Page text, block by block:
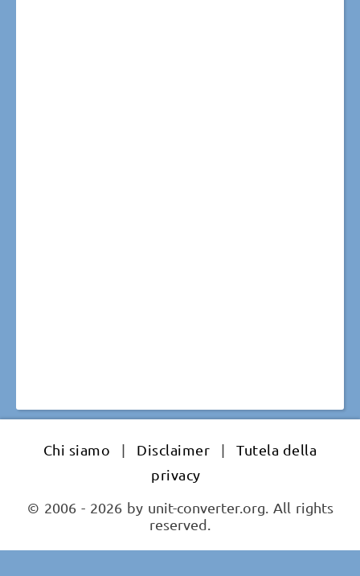
Chi siamo | Disclaimer |
Tutela della
privacy
© 2006 - 2026 by unit-converter.org. All rights
reserved.